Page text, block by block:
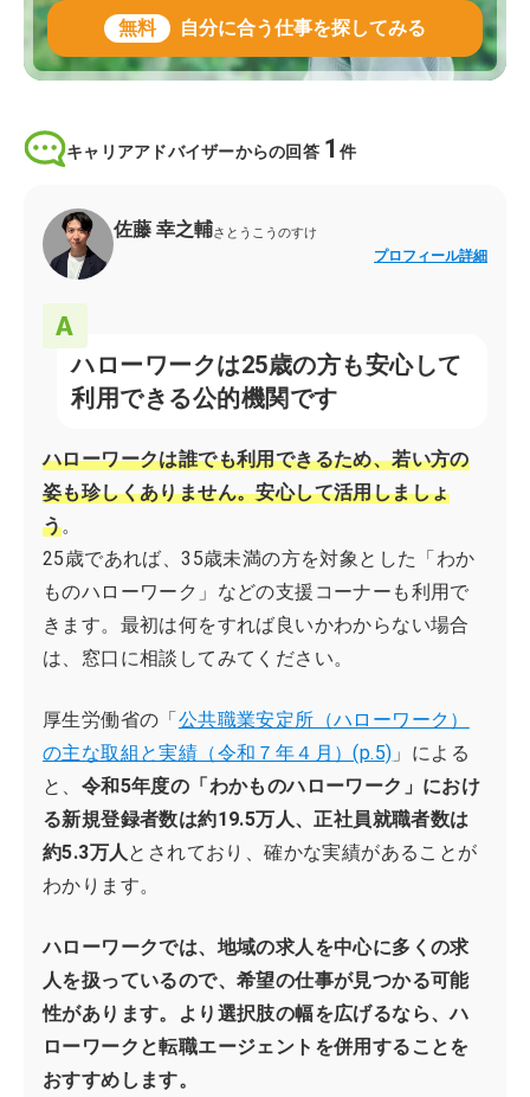
無料 自分に合う仕事を探してみる
キャリアアドバイザーからの回答 1 件
佐藤 幸之輔さとうこうのすけ
プロフィール詳細
ハローワークは25歳の方も安心して
利用できる公的機関です
ハローワークは誰でも利用できるため、若い方の
姿も珍しくありません。安心して活用しましょ
う。
25歳であれば、35歳未満の方を対象とした「わか
ものハローワーク」などの支援コーナーも利用で
きます。最初は何をすれば良いかわからない場合
は、窓口に相談してみてください。
厚生労働省の「公共職業安定所（ハローワーク）
の主な取組と実績（令和７年４月）(p.5) 」による
と、 令和5年度の「わかものハローワーク」におけ
る新規登録者数は約19.5万人、正社員就職者数は
約5.3万人とされており、確かな実績があることが
わかります。
ハローワークでは、地域の求人を中心に多くの求
人を扱っているので、希望の仕事が見つかる可能
性があります。より選択肢の幅を広げるなら、ハ
ローワークと転職エージェントを併用することを
おすすめします。